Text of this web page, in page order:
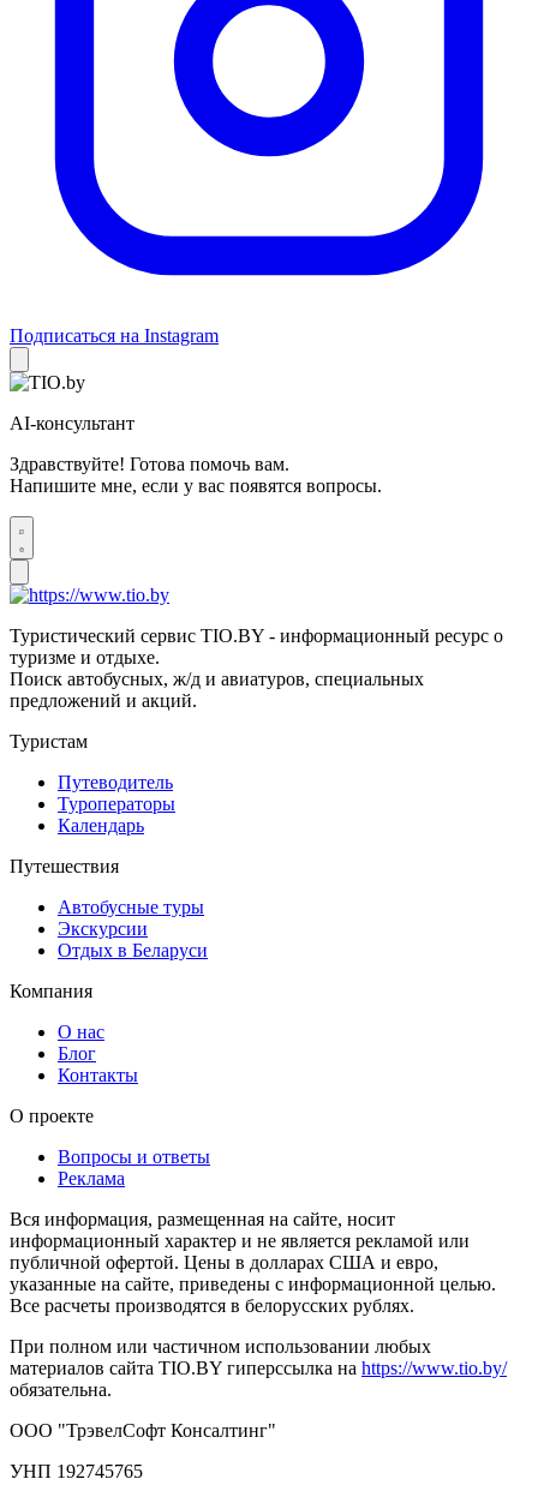
Подписаться на Instagram
AI-консультант
Здравствуйте! Готова помочь вам.
Напишите мне, если у вас появятся вопросы.
Туристический сервис TIO.BY - информационный ресурс о
туризме и отдыхе.
Поиск автобусных, ж/д и авиатуров, специальных
предложений и акций.
Туристам
Путеводитель
Туроператоры
Календарь
Путешествия
Автобусные туры
Экскурсии
Отдых в Беларуси
Компания
О нас
Блог
Контакты
О проекте
Вопросы и ответы
Реклама
Вся информация, размещенная на сайте, носит
информационный характер и не является рекламой или
публичной офертой. Цены в долларах США и евро,
указанные на сайте, приведены с информационной целью.
Все расчеты производятся в белорусских рублях.
При полном или частичном использовании любых
материалов сайта TIO.BY гиперссылка на https://www.tio.by/
обязательна.
ООО "ТрэвелСофт Консалтинг"
УНП 192745765